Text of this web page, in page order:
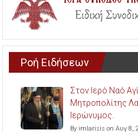
Ροή Ειδήσεων
Στον Ιερό Ναό
Μητροπολίτης
Ιερώνυμος.
By imlarisis on Αυγ 8,